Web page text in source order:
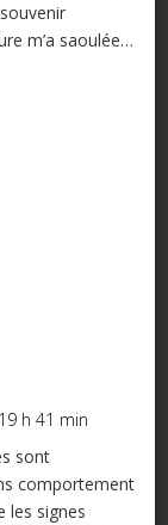
m’a saoulée…
h 41 min
sont
comportement
les signes